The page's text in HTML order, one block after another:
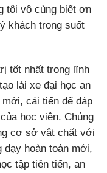
tôi vô cùng biết ơn
khách trong suốt
tốt nhất trong lĩnh
lái xe đại học an
mới, cải tiến để đáp
học viên. Chúng
cơ sở vật chất với
dạy hoàn toàn mới,
tập tiên tiến, an